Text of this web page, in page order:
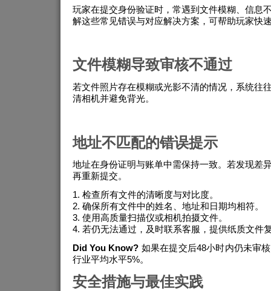
玩家在提交身份验证时，常遇到文件模糊、信息
解这些常见错误与对应解决方案，可帮助玩家快
文件模糊导致审核不通过
若文件照片存在模糊或光影不清的情况，系统往
清相机并避免背光。
地址不匹配的错误提示
地址在身份证明与账单中需保持一致。若发现差
再重新提交。
检查所有文件的清晰度与对比度。
确保所有文件中的姓名、地址和日期均相符。
使用高质量扫描仪或相机拍摄文件。
若仍无法通过，及时联系客服，提供纸质文件
Did You Know? 如果在提交后48小时内仍未审
行业平均水平5%。
安全措施与最佳实践